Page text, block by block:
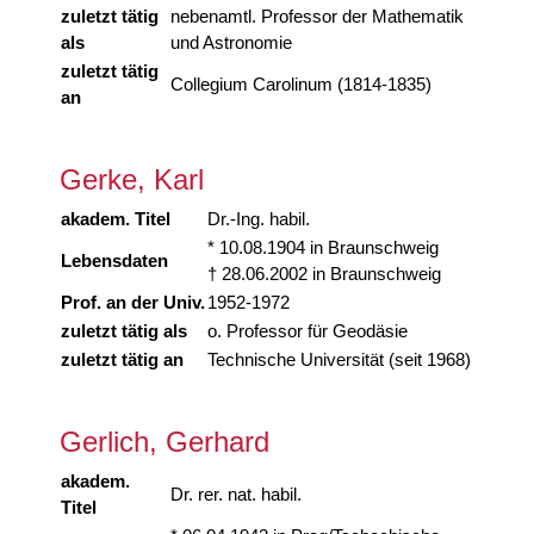
zuletzt tätig
als
nebenamtl. Professor der Mathematik
und Astronomie
zuletzt tätig
an
Collegium Carolinum (1814-1835)
Gerke, Karl
akadem. Titel Dr.-Ing. habil.
Lebensdaten
* 10.08.1904 in Braunschweig
† 28.06.2002 in Braunschweig
Prof. an der Univ.1952-1972
zuletzt tätig als
o. Professor für Geodäsie
zuletzt tätig an
Technische Universität (seit 1968)
Gerlich, Gerhard
akadem.
Titel
Dr. rer. nat. habil.